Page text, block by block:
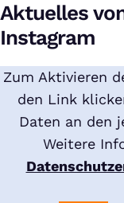
Aktuelles
Instagram
Zum Aktivieren
den Link
Daten an den
Weitere